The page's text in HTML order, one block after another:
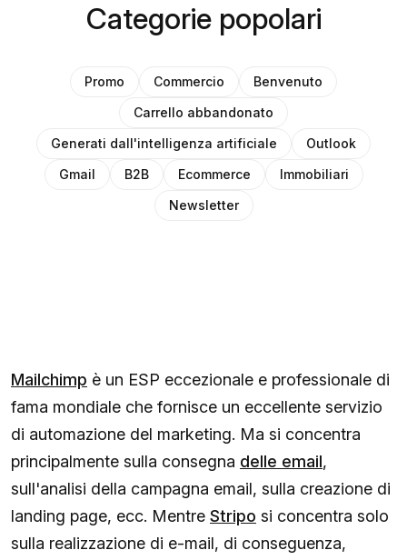
Categorie popolari
Promo Commercio
Benvenuto
Carrello abbandonato
Generati dall'intelligenza artificiale
Outlook
Gmail
B2B Ecommerce
Immobiliari
Newsletter
Mailchimp è un ESP eccezionale e professionale di
fama mondiale che fornisce un eccellente servizio
di automazione del marketing. Ma si concentra
principalmente sulla consegna delle email,
sull'analisi della campagna email, sulla creazione di
landing page, ecc. Mentre Stripo si concentra solo
sulla realizzazione di e-mail, di conseguenza,